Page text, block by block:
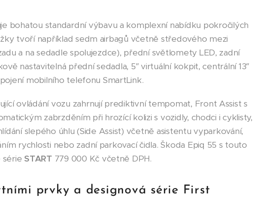
bohatou standardní výbavu a komplexní nabídku pokročilých
tvoří například sedm airbagů včetně středového mezi
a na sedadle spolujezdce), přední světlomety LED, zadní
nastavitelná přední sedadla, 5″ virtuální kokpit, centrální 13″
mobilního telefonu SmartLink.
ovládání vozu zahrnují prediktivní tempomat, Front Assist s
zabrzděním při hrozící kolizi s vozidly, chodci i cyklisty,
slepého úhlu (Side Assist) včetně asistentu vyparkování,
rychlosti nebo zadní parkovací čidla. Škoda Epiq 55 s touto
série START 779 000 Kč včetně DPH.
prvky a designová série First